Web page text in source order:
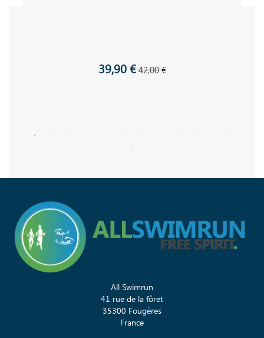
39,90 €42,00 €
All Swimrun
41 rue de la fôret
35300 Fougères
France